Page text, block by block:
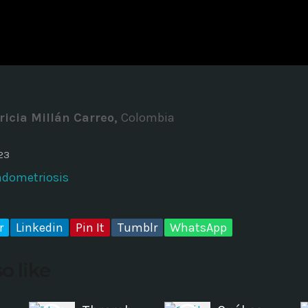
Time
Millán Carreo, Colombia
Linkedin Pin It Tumblr WhatsApp